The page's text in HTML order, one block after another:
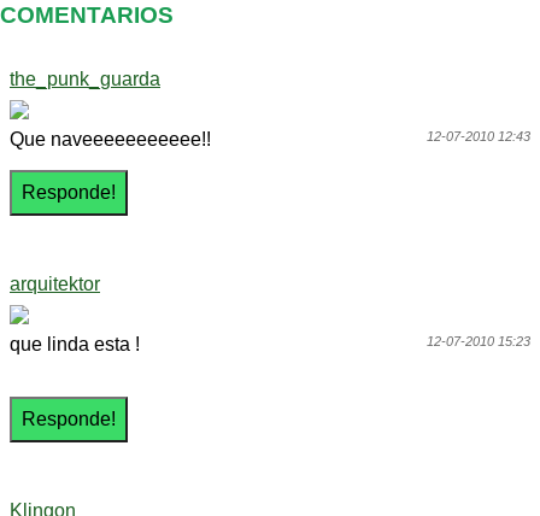
COMENTARIOS
the_punk_guarda
12-07-2010 12:43
Que naveeeeeeeeeee!!
arquitektor
12-07-2010 15:23
que linda esta !
Klingon